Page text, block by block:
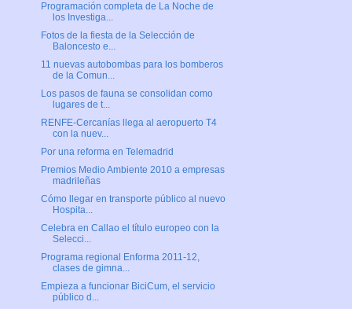
Programación completa de La Noche de
los Investiga...
Fotos de la fiesta de la Selección de
Baloncesto e...
11 nuevas autobombas para los bomberos
de la Comun...
Los pasos de fauna se consolidan como
lugares de t...
RENFE-Cercanías llega al aeropuerto T4
con la nuev...
Por una reforma en Telemadrid
Premios Medio Ambiente 2010 a empresas
madrileñas
Cómo llegar en transporte público al nuevo
Hospita...
Celebra en Callao el título europeo con la
Selecci...
Programa regional Enforma 2011-12,
clases de gimna...
Empieza a funcionar BiciCum, el servicio
público d...